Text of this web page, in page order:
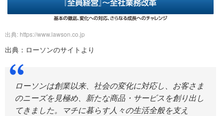
出典: https://www.lawson.co.jp
出典：ローソンのサイトより
ローソンは創業以来、社会の変化に対応し、お客さま
のニーズを見極め、新たな商品・サービスを創り出し
てきました。マチに暮らす人々の生活全般を支え